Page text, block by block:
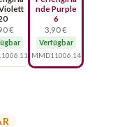
€
nde Purple
6
3,90 €
Verfügbar
MMD11006.14